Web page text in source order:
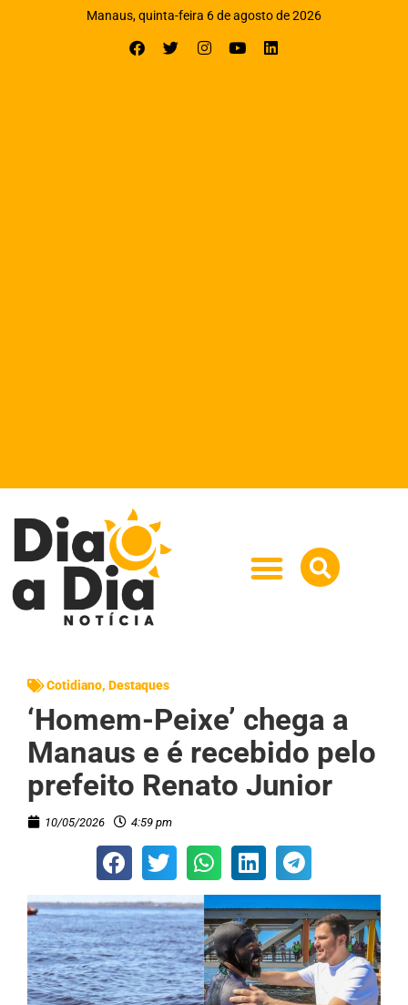
Manaus, quinta-feira 6 de agosto de 2026
Cotidiano, Destaques
‘Homem-Peixe’ chega a
Manaus e é recebido pelo
prefeito Renato Junior
10/05/2026 4:59 pm